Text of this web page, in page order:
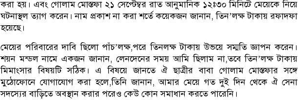
করা হয়। এবং গোলাম মোস্তফা ২১ সেপ্টেম্বর রাত আনুমানিক ১২ঃ৩০ মিনিটে মেয়েকে নিয়ে
ঘটনাস্থল ত্যাগ করেন। নাম প্রকাশ না করা শর্তে কয়েকজন জানান, তিন’লক্ষ টাকায় রফাদফা
হয়েছে।
মেয়ের পরিবারের দাবি ছিলো পাঁচ’লক্ষ,পরে তিনলক্ষ টাকায় উভয়ে সম্মতি জ্ঞাপন করেন।
শয়ন মন্ডল নামে একজন জানান, লেনদেনের সময় আমি ছিলাম না,তবে তিন’লক্ষ টাকায়
মিমাংসার বিষয়টি সঠিক। এ বিষয়ে জানতে ঐ ছাত্রীর বাবা গোলাম মোস্তফার সঙ্গে
মুঠোফোনে যোগাযোগ করা হলে,তিনি জানান, আমার মেয়ে গত দুই দিন থেকে ঐ সেনা
সদস্যের বাড়িতে অবস্থান করার পরেও কেউ কোন সমাধান করতে পারেনি।